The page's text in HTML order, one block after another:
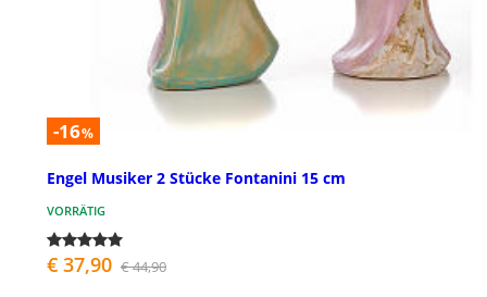
-16%
Engel Musiker 2 Stücke Fontanini 15 cm
VORRÄTIG
€ 37,90 € 44,90